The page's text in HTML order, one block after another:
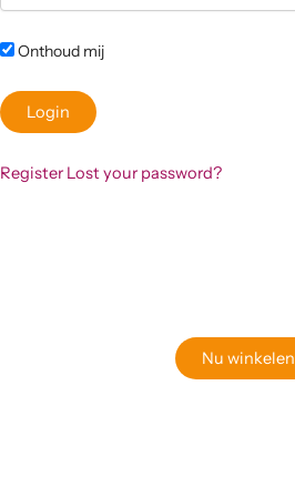
Onthoud mij
Register Lost your password?
Nu winkelen